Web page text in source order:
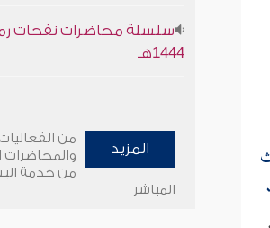
سلسلة محاضرات نفحات
1444هـ
المزيد
من الفعاليات
والمحاضرات
من خدمة
المباشر